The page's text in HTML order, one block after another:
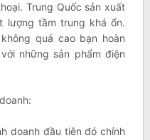
Trung Quốc sản xuất
lượng tầm trung khá ổn.
quá cao bạn hoàn
những sản phẩm điện
doanh đầu tiên đó chính